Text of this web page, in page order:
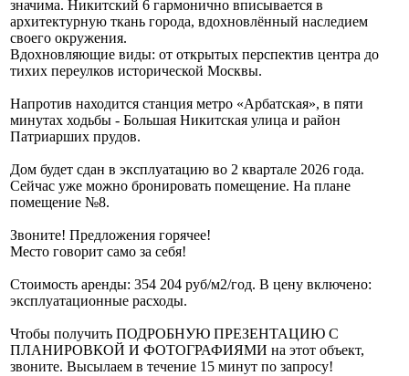
значима. Никитский 6 гармонично вписывается в
архитектурную ткань города, вдохновлённый наследием
своего окружения.
Вдохновляющие виды: от открытых перспектив центра до
тихих переулков исторической Москвы.
Напротив находится станция метро «Арбатская», в пяти
минутах ходьбы - Большая Никитская улица и район
Патриарших прудов.
Дом будет сдан в эксплуатацию во 2 квартале 2026 года.
Сейчас уже можно бронировать помещение. На плане
помещение №8.
Звоните! Предложения горячее!
Место говорит само за себя!
Стоимость аренды: 354 204 руб/м2/год. В цену включено:
эксплуатационные расходы.
Чтобы получить ПОДРОБНУЮ ПРЕЗЕНТАЦИЮ С
ПЛАНИРОВКОЙ И ФОТОГРАФИЯМИ на этот объект,
звоните. Высылаем в течение 15 минут по запросу!